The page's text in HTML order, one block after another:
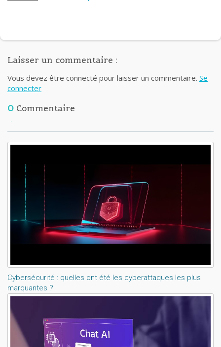
Laisser un commentaire :
Vous devez être connecté pour laisser un commentaire. Se
connecter
0 Commentaire
Lisez aussi:
Cybersécurité : quelles ont été les cyberattaques les plus
marquantes ?